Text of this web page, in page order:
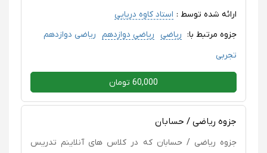
ارائه شده توسط : استاد کاوه دریایی
جزوه مرتبط با: ریاضی ریاضی دوازدهم ریاضی دوازدهم
تجربی
60,000 تومان
جزوه ریاضی / حسابان
جزوه ریاضی / حسابان که در کلاس های آنلاینم تدریس